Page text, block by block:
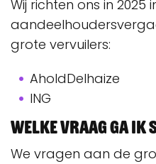
Wij richten ons in
grote vervuilers:
AholdDelhaize
ING
Welke vraag ga
We vragen aan de